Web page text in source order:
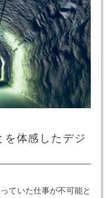
を体感したデジ
ていた仕事が不可能と